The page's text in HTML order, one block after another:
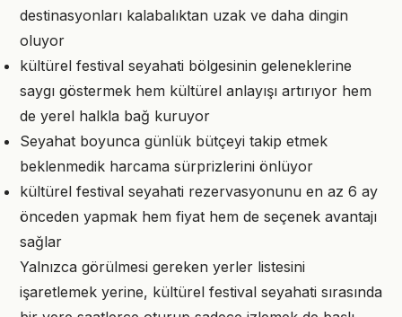
destinasyonları kalabalıktan uzak ve daha dingin
oluyor
kültürel festival seyahati bölgesinin geleneklerine
saygı göstermek hem kültürel anlayışı artırıyor hem
de yerel halkla bağ kuruyor
Seyahat boyunca günlük bütçeyi takip etmek
beklenmedik harcama sürprizlerini önlüyor
kültürel festival seyahati rezervasyonunu en az 6 ay
önceden yapmak hem fiyat hem de seçenek avantajı
sağlar
Yalnızca görülmesi gereken yerler listesini
işaretlemek yerine, kültürel festival seyahati sırasında